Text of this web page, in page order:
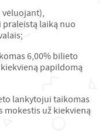
vėluojant),
laiką nuo
6,00% bilieto
papildomą
lankytojui taikomas
mokestis už kiekvieną